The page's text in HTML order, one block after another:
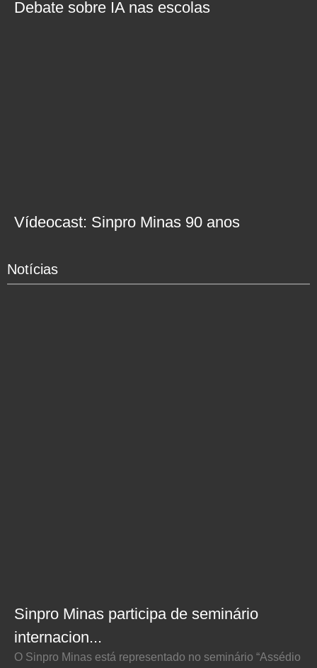
Debate sobre IA nas escolas
Vídeocast: Sinpro Minas 90 anos
Notícias
Sinpro Minas participa de seminário
internacion...
O Sinpro Minas está representado no seminário “Assédio